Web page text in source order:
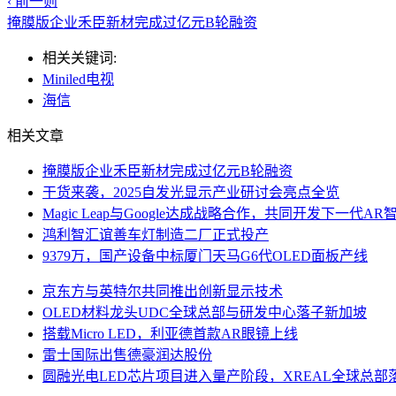
掩膜版企业禾臣新材完成过亿元B轮融资
相关关键词:
Miniled电视
海信
相关文章
掩膜版企业禾臣新材完成过亿元B轮融资
干货来袭，2025自发光显示产业研讨会亮点全览
Magic Leap与Google达成战略合作，共同开发下一代AR
鸿利智汇谊善车灯制造二厂正式投产
9379万，国产设备中标厦门天马G6代OLED面板产线
京东方与英特尔共同推出创新显示技术
OLED材料龙头UDC全球总部与研发中心落子新加坡
搭载Micro LED，利亚德首款AR眼镜上线
雷士国际出售德豪润达股份
圆融光电LED芯片项目进入量产阶段，XREAL全球总部